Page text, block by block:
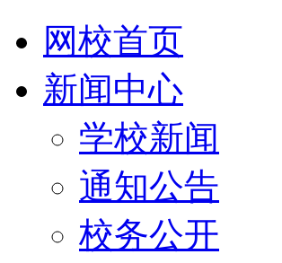
网校首页
新闻中心
学校新闻
通知公告
校务公开